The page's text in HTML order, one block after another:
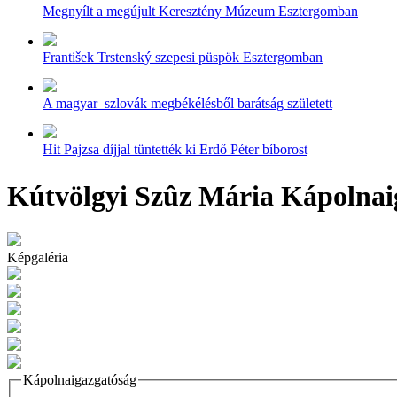
Megnyílt a megújult Keresztény Múzeum Esztergomban
František Trstenský szepesi püspök Esztergomban
A magyar–szlovák megbékélésből barátság született
Hit Pajzsa díjjal tüntették ki Erdő Péter bíborost
Kútvölgyi Szûz Mária
Képgaléria
Kápolnaigazgatóság